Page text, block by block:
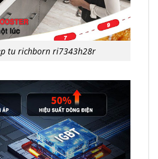
tu richborn ri7343h28r